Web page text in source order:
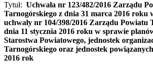
Tytuł: Uchwała nr 123/482/2016 Zarządu
Tarnogórskiego z dnia 31 marca 2016 roku
uchwały nr 104/398/2016 Zarządu Powiatu
dnia 11 stycznia 2016 roku w sprawie
Starostwa Powiatowego, jednostek
Tarnogórskiego oraz jednostek
2016 rok